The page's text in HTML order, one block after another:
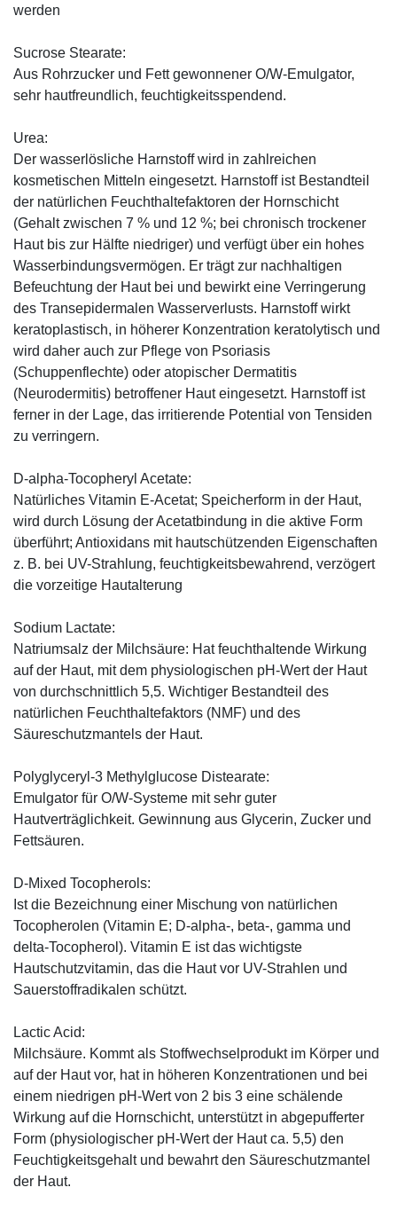
werden
Sucrose Stearate:
Aus Rohrzucker und Fett gewonnener O/W-Emulgator,
sehr hautfreundlich, feuchtigkeitsspendend.
Urea:
Der wasserlösliche Harnstoff wird in zahlreichen
kosmetischen Mitteln eingesetzt. Harnstoff ist Bestandteil
der natürlichen Feuchthaltefaktoren der Hornschicht
(Gehalt zwischen 7 % und 12 %; bei chronisch trockener
Haut bis zur Hälfte niedriger) und verfügt über ein hohes
Wasserbindungsvermögen. Er trägt zur nachhaltigen
Befeuchtung der Haut bei und bewirkt eine Verringerung
des Transepidermalen Wasserverlusts. Harnstoff wirkt
keratoplastisch, in höherer Konzentration keratolytisch und
wird daher auch zur Pflege von Psoriasis
(Schuppenflechte) oder atopischer Dermatitis
(Neurodermitis) betroffener Haut eingesetzt. Harnstoff ist
ferner in der Lage, das irritierende Potential von Tensiden
zu verringern.
D-alpha-Tocopheryl Acetate:
Natürliches Vitamin E-Acetat; Speicherform in der Haut,
wird durch Lösung der Acetatbindung in die aktive Form
überführt; Antioxidans mit hautschützenden Eigenschaften
z. B. bei UV-Strahlung, feuchtigkeitsbewahrend, verzögert
die vorzeitige Hautalterung
Sodium Lactate:
Natriumsalz der Milchsäure: Hat feuchthaltende Wirkung
auf der Haut, mit dem physiologischen pH-Wert der Haut
von durchschnittlich 5,5. Wichtiger Bestandteil des
natürlichen Feuchthaltefaktors (NMF) und des
Säureschutzmantels der Haut.
Polyglyceryl-3 Methylglucose Distearate:
Emulgator für O/W-Systeme mit sehr guter
Hautverträglichkeit. Gewinnung aus Glycerin, Zucker und
Fettsäuren.
D-Mixed Tocopherols:
Ist die Bezeichnung einer Mischung von natürlichen
Tocopherolen (Vitamin E; D-alpha-, beta-, gamma und
delta-Tocopherol). Vitamin E ist das wichtigste
Hautschutzvitamin, das die Haut vor UV-Strahlen und
Sauerstoffradikalen schützt.
Lactic Acid:
Milchsäure. Kommt als Stoffwechselprodukt im Körper und
auf der Haut vor, hat in höheren Konzentrationen und bei
einem niedrigen pH-Wert von 2 bis 3 eine schälende
Wirkung auf die Hornschicht, unterstützt in abgepufferter
Form (physiologischer pH-Wert der Haut ca. 5,5) den
Feuchtigkeitsgehalt und bewahrt den Säureschutzmantel
der Haut.